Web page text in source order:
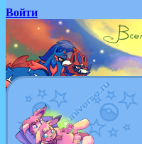
Войти